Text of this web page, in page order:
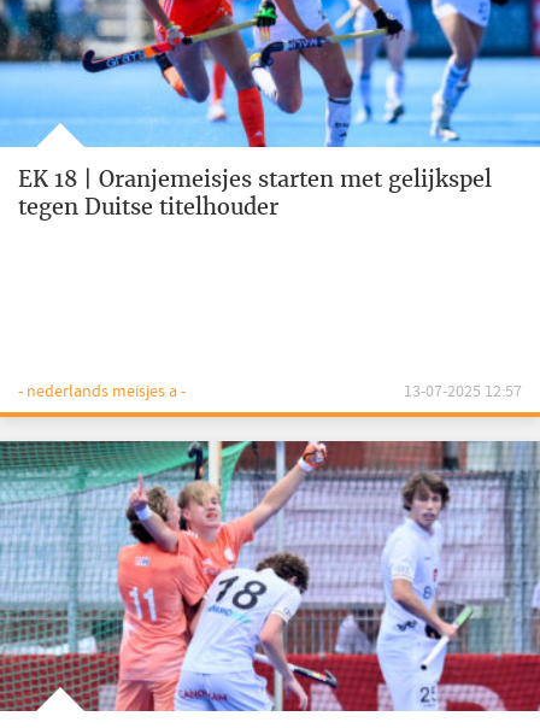
EK 18 | Oranjemeisjes starten met gelijkspel
tegen Duitse titelhouder
- nederlands meisjes a - 13-07-2025 12:57